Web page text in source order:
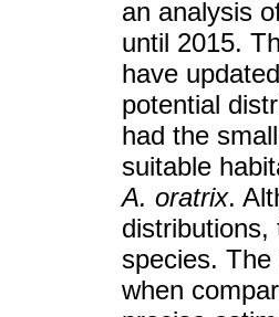
an analysis
until 2015.
have
potential
had the
suitable
A. oratrix.
species.
when